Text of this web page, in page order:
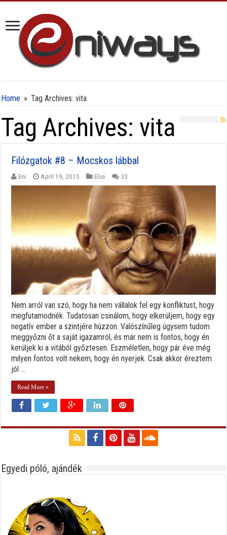
Home » Tag Archives: vita
Tag Archives: vita
Filózgatok #8 – Mocskos lábbal
Eni April 19, 2015 Else 33
Nem arról van szó, hogy ha nem vállalok fel egy konfliktust, hogy
megfutamodnék. Tudatosan csinálom, hogy elkerüljem, hogy egy
negatív ember a szintjére húzzon. Valószínűleg úgysem tudom
meggyőzni őt a saját igazamról, és már nem is fontos, hogy én
kerüljek ki a vitából győztesen. Eszméletlen, hogy pár éve még
milyen fontos volt nekem, hogy én nyerjek. Csak akkor éreztem
jól ...
Read More »
Egyedi póló, ajándék